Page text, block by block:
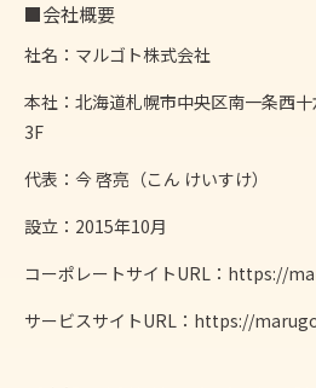
■会社概要
社名：マルゴト株式会社
本社：北海道札幌市中央区南一条西
3F
代表：今 啓亮（こん けいすけ）
設立：2015年10月
コーポレートサイトURL： https://
サービスサイトURL： https://